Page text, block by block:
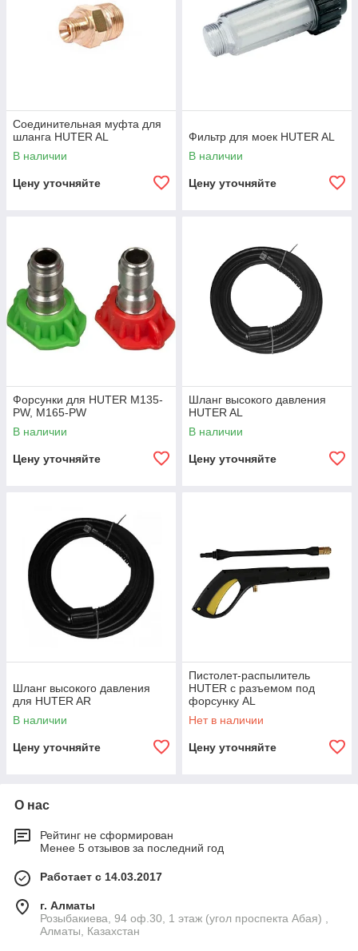
Соединительная муфта для
шланга HUTER AL
В наличии
Цену уточняйте
Фильтр для моек HUTER AL
В наличии
Цену уточняйте
Форсунки для HUTER M135-
PW, M165-PW
В наличии
Цену уточняйте
Шланг высокого давления
HUTER AL
В наличии
Цену уточняйте
Шланг высокого давления
для HUTER AR
В наличии
Цену уточняйте
Пистолет-распылитель
HUTER с разъемом под
форсунку AL
Нет в наличии
Цену уточняйте
О нас
Рейтинг не сформирован
Менее 5 отзывов за последний год
Работает с 14.03.2017
г. Алматы
Розыбакиева, 94 оф.30, 1 этаж (угол проспекта Абая) ,
Алматы, Казахстан